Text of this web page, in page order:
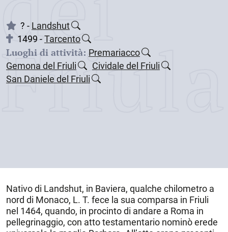
? - Landshut
1499 -Tarcento
Luoghi di attività: Premariacco
Gemona del Friuli
Cividale del Friuli
San Daniele del Friuli
Nativo di Landshut, in Baviera, qualche chilometro a
nord di Monaco, L. T. fece la sua comparsa in Friuli
nel 1464, quando, in procinto di andare a Roma in
pellegrinaggio, con atto testamentario nominò erede